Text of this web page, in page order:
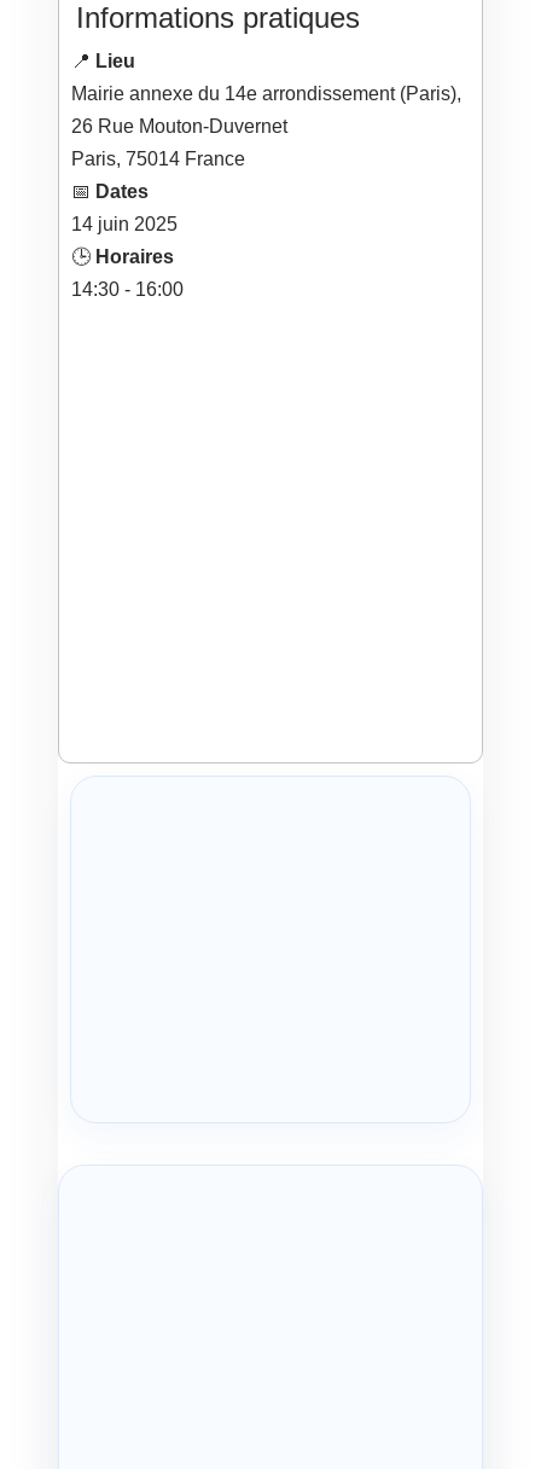
Informations pratiques
📍 Lieu
Mairie annexe du 14e arrondissement (Paris),
26 Rue Mouton-Duvernet
Paris, 75014 France
📅 Dates
14 juin 2025
🕒 Horaires
14:30 - 16:00